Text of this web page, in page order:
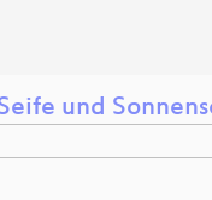
und